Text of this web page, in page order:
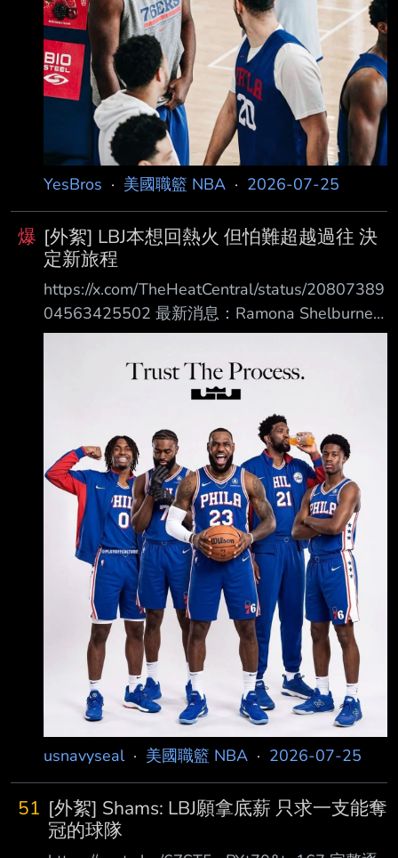
YesBros · 美國職籃 NBA · 2026-07-25
爆 [外絮] LBJ本想回熱火 但怕難超越過往 決
定新旅程
https://x.com/TheHeatCentral/status/20807389
04563425502 最新消息：Ramona Shelburne
表示，Rich Paul 和 LeBron 原本都以為，
LeBron 最後會重返邁阿密熱火。 逐字嘎 主持人
問：「回到家鄉克里夫蘭團聚，或是重返邁阿
密，為生涯寫下一個充滿詩意的結局 Ramona，
為什麼最後兩個都沒有發生？」 Ramona：「你
知道嗎，我大約一個小時前才和 Rich Paul 談過
這件事。他說，在很長一 段時間裡，他都認為
LeBro
usnavyseal· 美國職籃 NBA · 2026-07-25
51 [外絮] Shams: LBJ願拿底薪 只求一支能奪
冠的球隊